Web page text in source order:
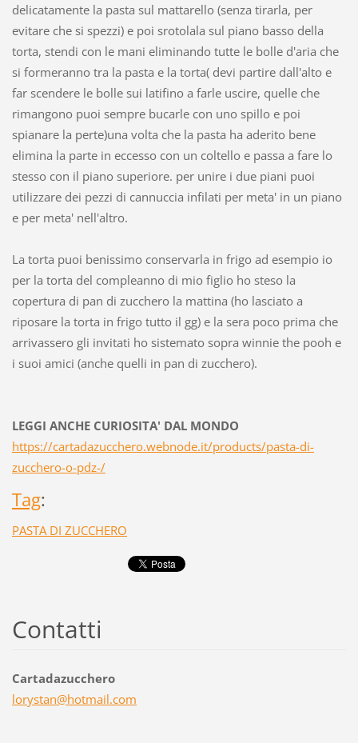
delicatamente la pasta sul mattarello (senza tirarla, per
evitare che si spezzi) e poi srotolala sul piano basso della
torta, stendi con le mani eliminando tutte le bolle d'aria che
si formeranno tra la pasta e la torta( devi partire dall'alto e
far scendere le bolle sui latifino a farle uscire, quelle che
rimangono puoi sempre bucarle con uno spillo e poi
spianare la perte)una volta che la pasta ha aderito bene
elimina la parte in eccesso con un coltello e passa a fare lo
stesso con il piano superiore. per unire i due piani puoi
utilizzare dei pezzi di cannuccia infilati per meta' in un piano
e per meta' nell'altro.
La torta puoi benissimo conservarla in frigo ad esempio io
per la torta del compleanno di mio figlio ho steso la
copertura di pan di zucchero la mattina (ho lasciato a
riposare la torta in frigo tutto il gg) e la sera poco prima che
arrivassero gli invitati ho sistemato sopra winnie the pooh e
i suoi amici (anche quelli in pan di zucchero).
LEGGI ANCHE CURIOSITA' DAL MONDO
https://cartadazucchero.webnode.it/products/pasta-di-
zucchero-o-pdz-/
Tag:
PASTA DI ZUCCHERO
Contatti
Cartadazucchero
lorystan@hotmail.com